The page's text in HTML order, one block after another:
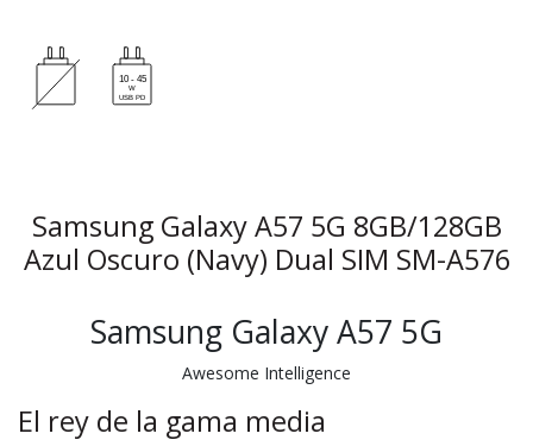
Samsung Galaxy A57 5G 8GB/128GB
Azul Oscuro (Navy) Dual SIM SM-A576
Samsung Galaxy A57 5G
Awesome Intelligence
El rey de la gama media